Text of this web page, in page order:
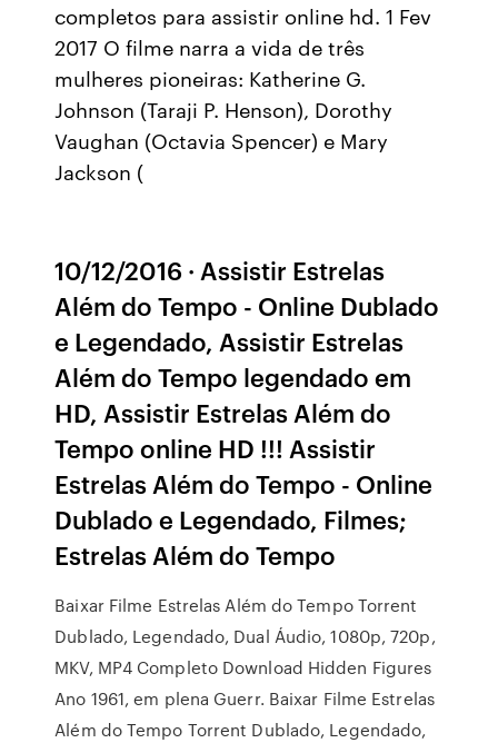
completos para assistir online hd. 1 Fev
2017 O filme narra a vida de três
mulheres pioneiras: Katherine G.
Johnson (Taraji P. Henson), Dorothy
Vaughan (Octavia Spencer) e Mary
Jackson (
10/12/2016 · Assistir Estrelas
Além do Tempo - Online Dublado
e Legendado, Assistir Estrelas
Além do Tempo legendado em
HD, Assistir Estrelas Além do
Tempo online HD !!! Assistir
Estrelas Além do Tempo - Online
Dublado e Legendado, Filmes;
Estrelas Além do Tempo
Baixar Filme Estrelas Além do Tempo Torrent
Dublado, Legendado, Dual Áudio, 1080p, 720p,
MKV, MP4 Completo Download Hidden Figures
Ano 1961, em plena Guerr. Baixar Filme Estrelas
Além do Tempo Torrent Dublado, Legendado,